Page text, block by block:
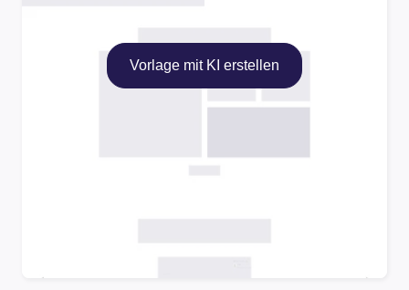
Vorlage mit KI erstellen